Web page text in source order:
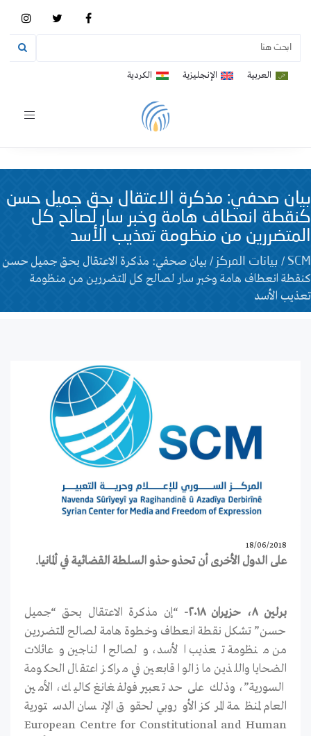
العربية الإنجليزية الكردية
Toggle
بيان صحفي: مذكرة الاعتقال بحق جميل حسن
كنقطة انعطاف هامة وخبر سار لصالح كل
المتضررين من منظومة تعذيب الأسد
SCM
/ بيانات المركز / بيان صحفي: مذكرة الاعتقال بحق جميل حسن
كنقطة انعطاف هامة وخبر سار لصالح كل المتضررين من منظومة
تعذيب الأسد
18/06/2018
على الدول الأخرى أن تحذو حذو السلطة القضائية في ألمانيا.
برلين ٨، حزيران ٢٠١٨-
“إن مذكرة الاعتقال بحق “جميل
حسن” تشكل نقطة انعطاف وخطوة هامة لصالح المتضررين
من منظومة تعذيب الأسد، ولصالح الناجين وعائلات
الضحايا واللذين ما زالوا قابعين في مراكز اعتقال الحكومة
السورية”، وذلك على حد تعبير فولفغانغ كاليك، الأمين
العام لمنظمة المركز الأوروبي لحقوق الإنسان الدستورية
European Centre for Constitutional and Human